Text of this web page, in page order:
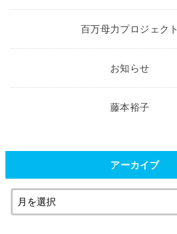
百万母力プロジェクト
お知らせ
藤本裕子
アーカイブ